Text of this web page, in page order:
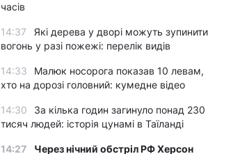
часів
14:37
Які дерева у дворі можуть зупинити
вогонь у разі пожежі: перелік видів
14:33
Малюк носорога показав 10 левам,
хто на дорозі головний: кумедне відео
14:30
За кілька годин загинуло понад 230
тисяч людей: історія цунамі в Таїланді
14:27
Через нічний обстріл РФ Херсон